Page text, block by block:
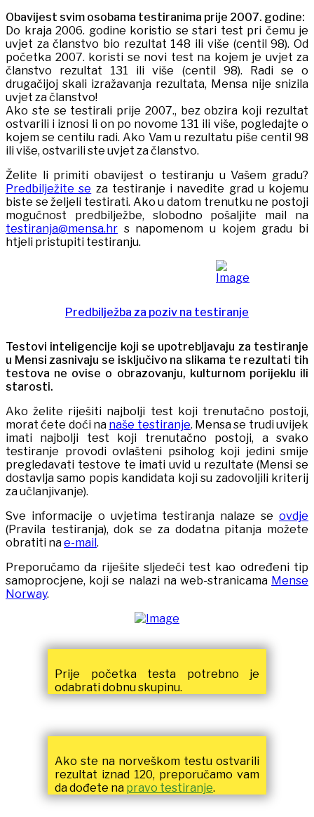
Obavijest svim osobama testiranima prije 2007. godine:
Do kraja 2006. godine koristio se stari test pri čemu je
uvjet za članstvo bio rezultat 148 ili više (centil 98). Od
početka 2007. koristi se novi test na kojem je uvjet za
članstvo rezultat 131 ili više (centil 98). Radi se o
drugačijoj skali izražavanja rezultata, Mensa nije snizila
uvjet za članstvo!
Ako ste se testirali prije 2007., bez obzira koji rezultat
ostvarili i iznosi li on po novome 131 ili više, pogledajte o
kojem se centilu radi. Ako Vam u rezultatu piše centil 98
ili više, ostvarili ste uvjet za članstvo.
Želite li primiti obavijest o testiranju u Vašem gradu?
Predbilježite se za testiranje i navedite grad u kojemu
biste se željeli testirati. Ako u datom trenutku ne postoji
mogućnost predbilježbe, slobodno pošaljite mail na
testiranja@mensa.hr s napomenom u kojem gradu bi
htjeli pristupiti testiranju.
Predbilježba za poziv na testiranje
Testovi inteligencije koji se upotrebljavaju za testiranje
u Mensi zasnivaju se isključivo na slikama te rezultati tih
testova ne ovise o obrazovanju, kulturnom porijeklu ili
starosti.
Ako želite riješiti najbolji test koji trenutačno postoji,
morat ćete doći na naše testiranje. Mensa se trudi uvijek
imati najbolji test koji trenutačno postoji, a svako
testiranje provodi ovlašteni psiholog koji jedini smije
pregledavati testove te imati uvid u rezultate (Mensi se
dostavlja samo popis kandidata koji su zadovoljili kriterij
za učlanjivanje).
Sve informacije o uvjetima testiranja nalaze se ovdje
(Pravila testiranja), dok se za dodatna pitanja možete
obratiti nae-mail.
Preporučamo da riješite sljedeći test kao određeni tip
samoprocjene, koji se nalazi na web-stranicama Mense
Norway.
Prije početka testa potrebno je
odabrati dobnu skupinu.
Ako ste na norveškom testu ostvarili
rezultat iznad 120, preporučamo vam
da dođete na pravo testiranje.